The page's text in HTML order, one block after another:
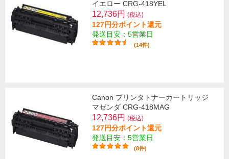
イエロー CRG-418YEL
12,736円 (税込)
127円分ポイント還元
発送目安：5営業日
(14件)
Canon プリンタトナーカートリッジ
マゼンダ CRG-418MAG
12,736円 (税込)
127円分ポイント還元
発送目安：5営業日
(8件)